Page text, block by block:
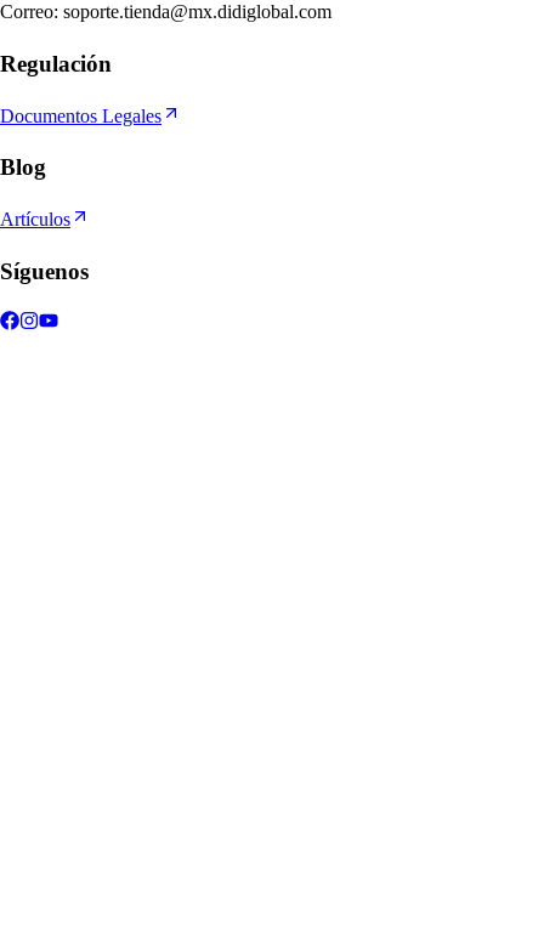
Correo: soporte.tienda@mx.didiglobal.com
Regulación
Documentos Legales
Blog
Artículos
Síguenos